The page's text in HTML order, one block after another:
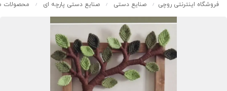
فروشگاه اینترنتی روچی / صنایع دستی / صنایع دستی پارچه ای / محصولات